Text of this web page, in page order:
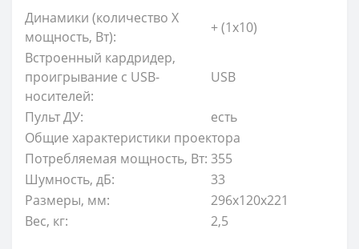
Динамики (количество Х
мощность, Вт):
+ (1x10)
Встроенный кардридер,
проигрывание с USB-
носителей:
USB
Пульт ДУ:
есть
Общие характеристики проектора
Потребляемая мощность, Вт: 355
Шумность, дБ:
33
Размеры, мм:
296x120x221
Вес, кг:
2,5